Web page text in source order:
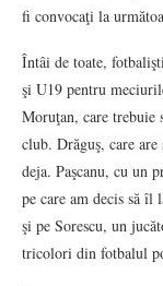
fi convocaţi la
Întâi de toate,
şi U19 pentru
Moruţan, care trebuie
club. Drăguş, care are
deja. Paşcanu, cu un
pe care am decis să îl
şi pe Sorescu, un
tricolori din fotbalul